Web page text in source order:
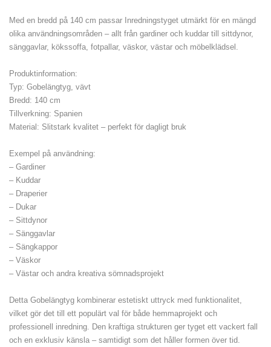
Med en bredd på 140 cm passar Inredningstyget utmärkt för en mängd
olika användningsområden – allt från gardiner och kuddar till sittdynor,
sänggavlar, kökssoffa, fotpallar, väskor, västar och möbelklädsel.
Produktinformation:
Typ: Gobelängtyg, vävt
Bredd: 140 cm
Tillverkning: Spanien
Material: Slitstark kvalitet – perfekt för dagligt bruk
Exempel på användning:
– Gardiner
– Kuddar
– Draperier
– Dukar
– Sittdynor
– Sänggavlar
– Sängkappor
– Väskor
– Västar och andra kreativa sömnadsprojekt
Detta Gobelängtyg kombinerar estetiskt uttryck med funktionalitet,
vilket gör det till ett populärt val för både hemmaprojekt och
professionell inredning. Den kraftiga strukturen ger tyget ett vackert fall
och en exklusiv känsla – samtidigt som det håller formen över tid.